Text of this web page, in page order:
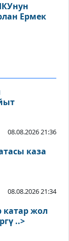
Ермек
08.08.2026 21:36
каза
08.08.2026 21:34
катар жол
..>